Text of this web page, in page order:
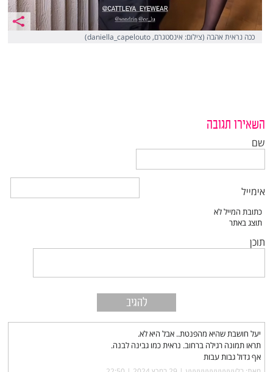
ככה נראית אהבה (צילום: אינסטגרם, daniella_capelouto)
השאירו תגובה
שם
אימייל
תוכן
יעל חושבת שהיא מהפנטת.. אבל היא לא.
תראו תמונה רגילה ברחוב. נראית כמו גבינה לבנה.
אף גדול גבות עבות